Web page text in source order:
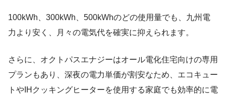
100kWh、300kWh、500kWhのどの使用量でも、九州電
力より安く、月々の電気代を確実に抑えられます。
さらに、オクトパスエナジーはオール電化住宅向けの専用
プランもあり、深夜の電力単価が割安なため、エコキュー
トやIHクッキングヒーターを使用する家庭でも効率的に電